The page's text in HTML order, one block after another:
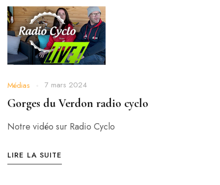
Médias 7 mars 2024
Gorges du Verdon radio cyclo
Notre vidéo sur Radio Cyclo
LIRE LA SUITE